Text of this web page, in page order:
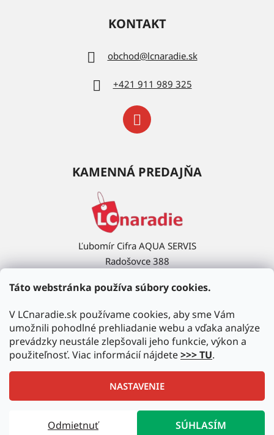
Táto webstránka používa súbory cookies.
V LCnaradie.sk používame cookies, aby sme Vám
umožnili pohodlné prehliadanie webu a vďaka analýze
prevádzky neustále zlepšovali jeho funkcie, výkon a
použiteľnosť. Viac informácií nájdete>>> TU.
NASTAVENIE
Odmietnuť SÚHLASÍM
KONTAKT
obchod@lcnaradie.sk
+421 911 989 325
KAMENNÁ PREDAJŇA
Ľubomír Cifra AQUA SERVIS
Radošovce 388
Upravil Balkys
Copyright 2026LCnaradie.sk . Všetky práva vyhradené.